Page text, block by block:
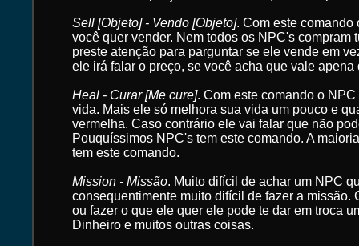
Sell [Objeto] - Vendo [Objeto]. Com este comando
você quer vender. Nem todos os NPC's compram
preste atenção para parguntar se ele vende em
ele irá falar o preço, se você acha que vale
Heal - Curar [Me cure]. Com este comando o
vida. Mais ele só melhora sua vida um pouco e
vermelha. Caso contrário ele vai falar que não
Pouquíssimos NPC's tem este comando. A
tem este comando.
Mission - Missão. Muito difícil de achar um NPC
consequentimente muito difícil de fazer a missão.
ou fazer o que ele quer ele pode te dar em troca
Dinheiro e muitos outras coisas.